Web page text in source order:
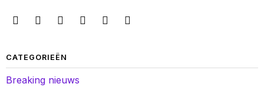
CATEGORIEËN
Breaking nieuws